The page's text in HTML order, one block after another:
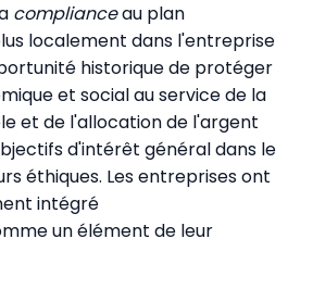
complianceau plan
localement dans l'entreprise
historique de protéger
et social au service de la
et de l'allocation de l'argent
d'intérêt général dans le
éthiques. Les entreprises ont
intégré
un élément de leur